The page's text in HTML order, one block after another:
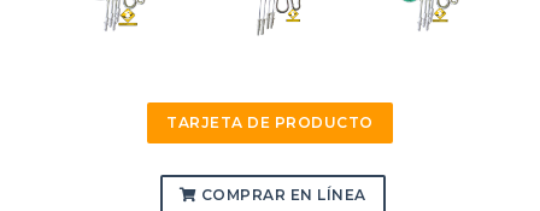
TARJETA DE PRODUCTO
COMPRAR EN LÍNEA